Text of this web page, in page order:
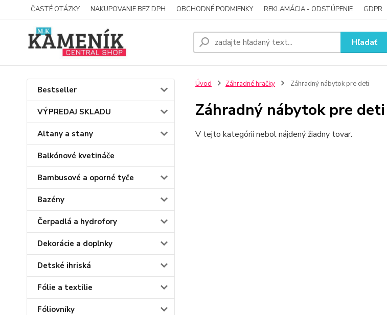
ČASTÉ OTÁZKY NAKUPOVANIE BEZ DPH OBCHODNÉ PODMIENKY REKLAMÁCIA - ODSTÚPENIE GDPR
Hľadať
Bestseller
VÝPREDAJ SKLADU
Altany a stany
Balkónové kvetináče
Bambusové a oporné tyče
Bazény
Čerpadlá a hydrofory
Dekorácie a doplnky
Detské ihriská
Fólie a textílie
Fóliovníky
Úvod Záhradné hračky Záhradný nábytok pre deti
Záhradný nábytok pre deti
V tejto kategórii nebol nájdený žiadny tovar.